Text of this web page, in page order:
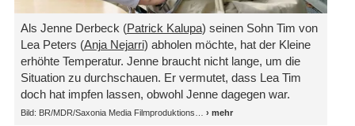
Als Jenne Derbeck (Patrick Kalupa) seinen Sohn Tim von
Lea Peters (Anja Nejarri) abholen möchte, hat der Kleine
erhöhte Temperatur. Jenne braucht nicht lange, um die
Situation zu durchschauen. Er vermutet, dass Lea Tim
doch hat impfen lassen, obwohl Jenne dagegen war.
Bild: BR/MDR/Saxonia Media Filmproduktions